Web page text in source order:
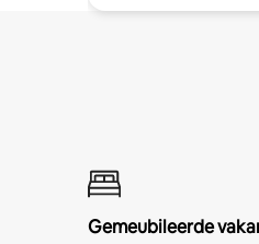
Gemeubileerde